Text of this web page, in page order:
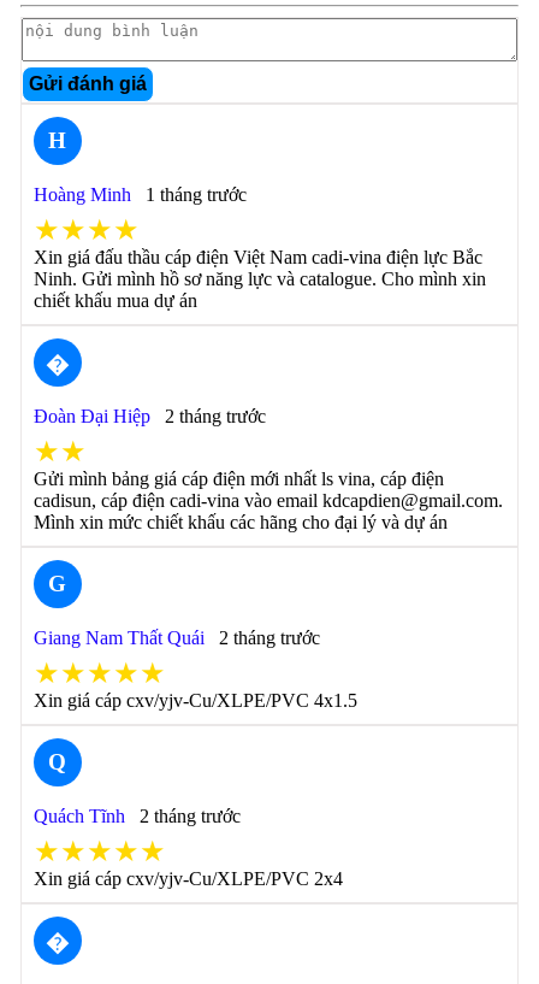
Gửi đánh giá
H
Hoàng Minh 1 tháng trước
★★★★
Xin giá đấu thầu cáp điện Việt Nam cadi-vina điện lực Bắc
Ninh. Gửi mình hồ sơ năng lực và catalogue. Cho mình xin
chiết khấu mua dự án
�
Đoàn Đại Hiệp 2 tháng trước
★★
Gửi mình bảng giá cáp điện mới nhất ls vina, cáp điện
cadisun, cáp điện cadi-vina vào email kdcapdien@gmail.com.
Mình xin mức chiết khấu các hãng cho đại lý và dự án
G
Giang Nam Thất Quái 2 tháng trước
★★★★★
Xin giá cáp cxv/yjv-Cu/XLPE/PVC 4x1.5
Q
Quách Tĩnh 2 tháng trước
★★★★★
Xin giá cáp cxv/yjv-Cu/XLPE/PVC 2x4
�